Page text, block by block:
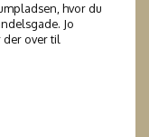
hvor du
Jo
over til